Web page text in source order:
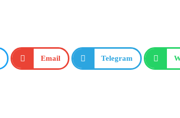
Email Telegram